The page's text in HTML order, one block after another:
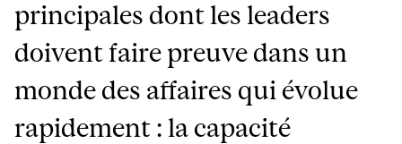
principales dont les leaders
doivent faire preuve dans un
monde des affaires qui évolue
rapidement : la capacité